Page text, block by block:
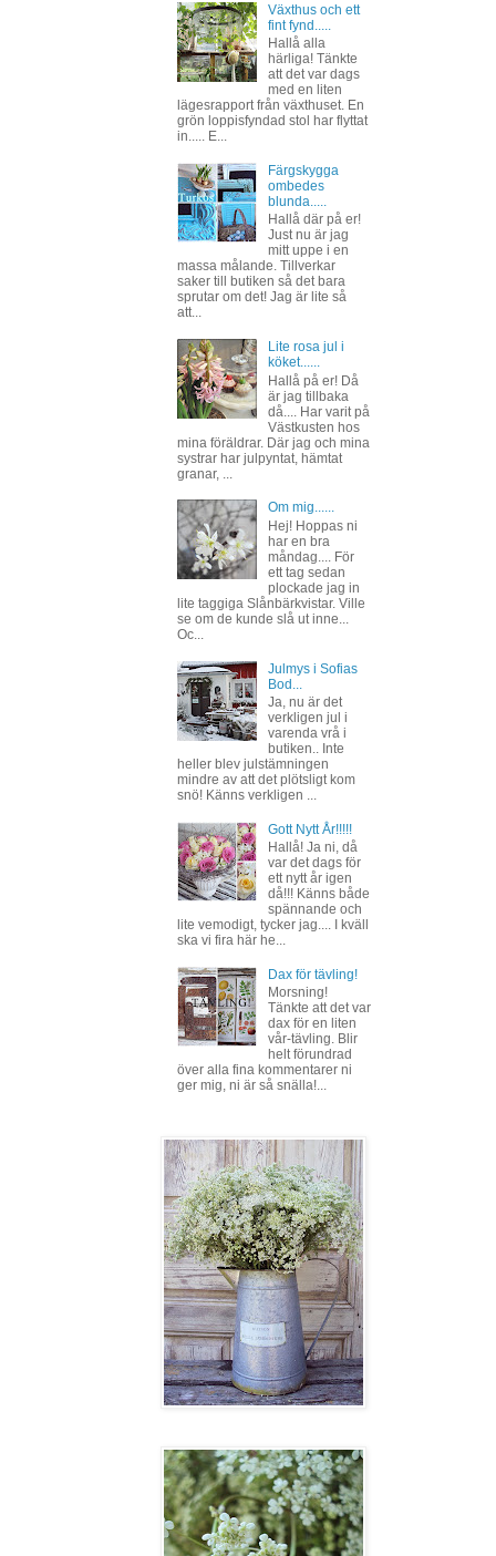
Växthus och ett
fint fynd.....
Hallå alla
härliga! Tänkte
att det var dags
med en liten
lägesrapport från växthuset. En
grön loppisfyndad stol har flyttat
in..... E...
Färgskygga
ombedes
blunda.....
Hallå där på er!
Just nu är jag
mitt uppe i en
massa målande. Tillverkar
saker till butiken så det bara
sprutar om det! Jag är lite så
att...
Lite rosa jul i
köket......
Hallå på er! Då
är jag tillbaka
då.... Har varit på
Västkusten hos
mina föräldrar. Där jag och mina
systrar har julpyntat, hämtat
granar, ...
Om mig......
Hej! Hoppas ni
har en bra
måndag.... För
ett tag sedan
plockade jag in
lite taggiga Slånbärkvistar. Ville
se om de kunde slå ut inne...
Oc...
Julmys i Sofias
Bod...
Ja, nu är det
verkligen jul i
varenda vrå i
butiken.. Inte
heller blev julstämningen
mindre av att det plötsligt kom
snö! Känns verkligen ...
Gott Nytt År!!!!!
Hallå! Ja ni, då
var det dags för
ett nytt år igen
då!!! Känns både
spännande och
lite vemodigt, tycker jag.... I kväll
ska vi fira här he...
Dax för tävling!
Morsning!
Tänkte att det var
dax för en liten
vår-tävling. Blir
helt förundrad
över alla fina kommentarer ni
ger mig, ni är så snälla!...